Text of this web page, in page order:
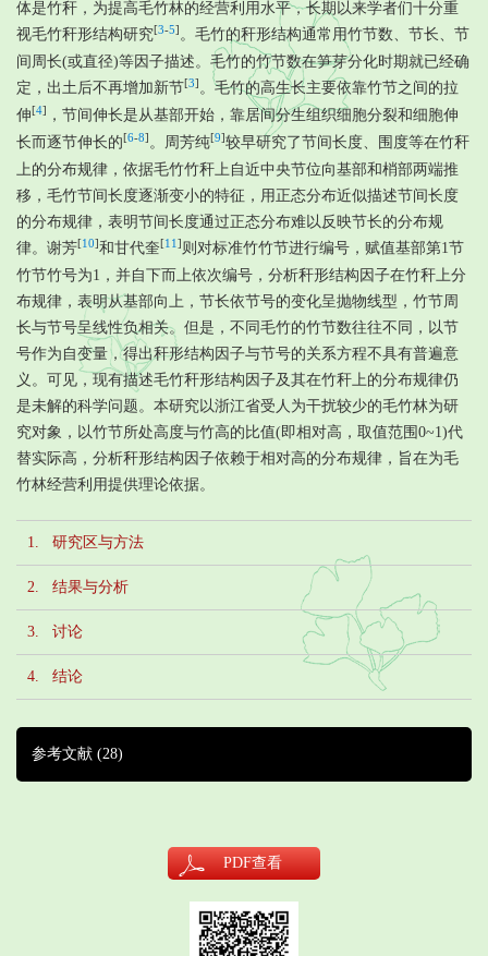
体是竹秆，为提高毛竹林的经营利用水平，长期以来学者们十分重
视毛竹秆形结构研究[3-5] 。毛竹的秆形结构通常用竹节数、节长、节
间周长(或直径)等因子描述。毛竹的竹节数在笋芽分化时期就已经确
定，出土后不再增加新节[3] 。毛竹的高生长主要依靠竹节之间的拉
伸[4]
，节间伸长是从基部开始，靠居间分生组织细胞分裂和细胞伸
长而逐节伸长的[6-8] 。周芳纯[9]较早研究了节间长度、围度等在竹秆
上的分布规律，依据毛竹竹秆上自近中央节位向基部和梢部两端推
移，毛竹节间长度逐渐变小的特征，用正态分布近似描述节间长度
的分布规律，表明节间长度通过正态分布难以反映节长的分布规
律。谢芳[10]和甘代奎[11 ] 则对标准竹竹节进行编号，赋值基部第1节
竹节竹号为1，并自下而上依次编号，分析秆形结构因子在竹秆上分
布规律，表明从基部向上，节长依节号的变化呈抛物线型，竹节周
长与节号呈线性负相关。但是，不同毛竹的竹节数往往不同，以节
号作为自变量，得出秆形结构因子与节号的关系方程不具有普遍意
义。可见，现有描述毛竹秆形结构因子及其在竹秆上的分布规律仍
是未解的科学问题。本研究以浙江省受人为干扰较少的毛竹林为研
究对象，以竹节所处高度与竹高的比值(即相对高，取值范围0~1)代
替实际高，分析秆形结构因子依赖于相对高的分布规律，旨在为毛
竹林经营利用提供理论依据。
1. 研究区与方法
2. 结果与分析
3. 讨论
4. 结论
参考文献 (28)
PDF查看